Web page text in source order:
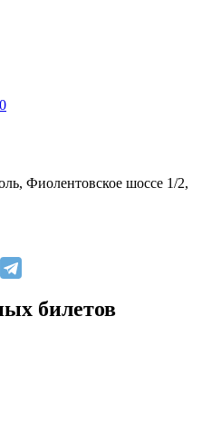
0
Фиолентовское шоссе 1/2,
билетов